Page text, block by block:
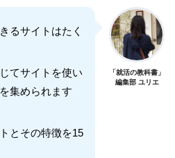
るサイトはたく
てサイトを使い
集められます
とその特徴を15
「就活の教科書」
編集部 ユリエ